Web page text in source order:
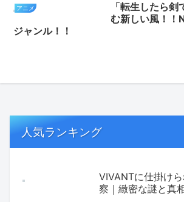
アニメ
「転生したら
む新しい風！！
ジャンル！！
人気ランキング
VIVANTに仕掛け
察｜緻密な謎と真